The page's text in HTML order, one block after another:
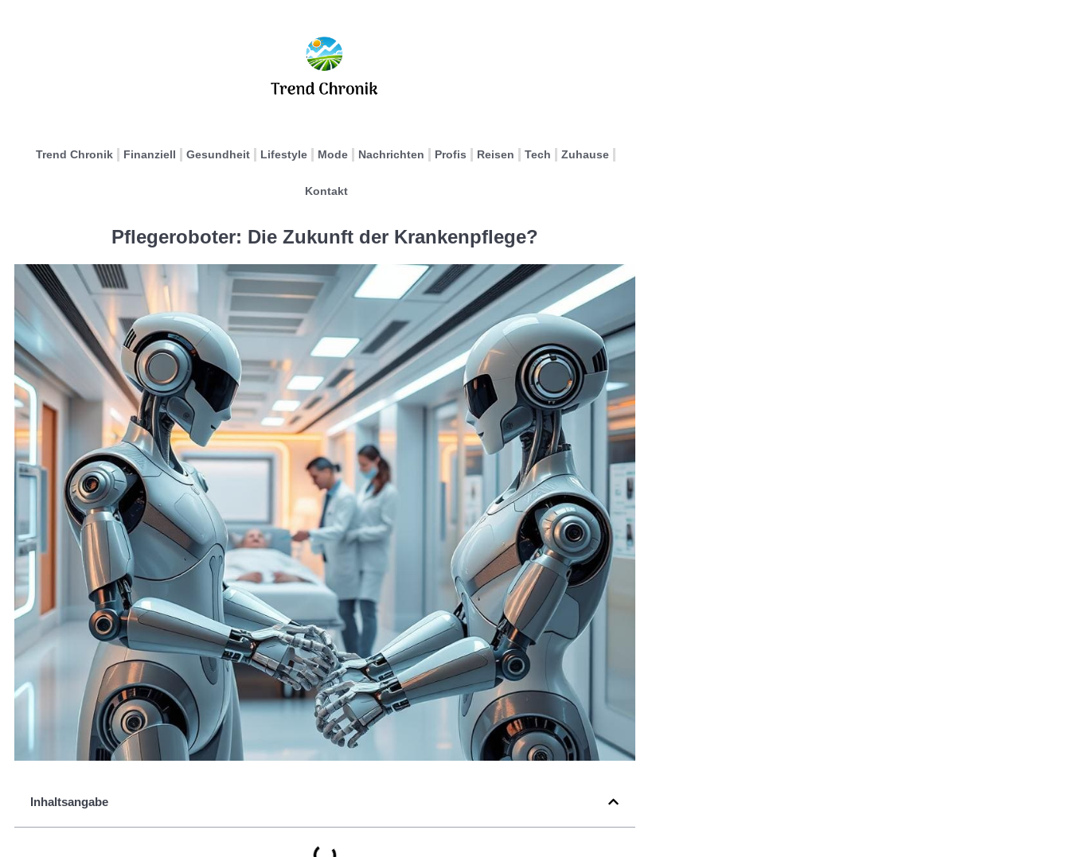
Trend Chronik Finanziell Gesundheit Lifestyle Mode Nachrichten Profis Reisen Tech Zuhause
Kontakt
Pflegeroboter: Die Zukunft der Krankenpflege?
Inhaltsangabe